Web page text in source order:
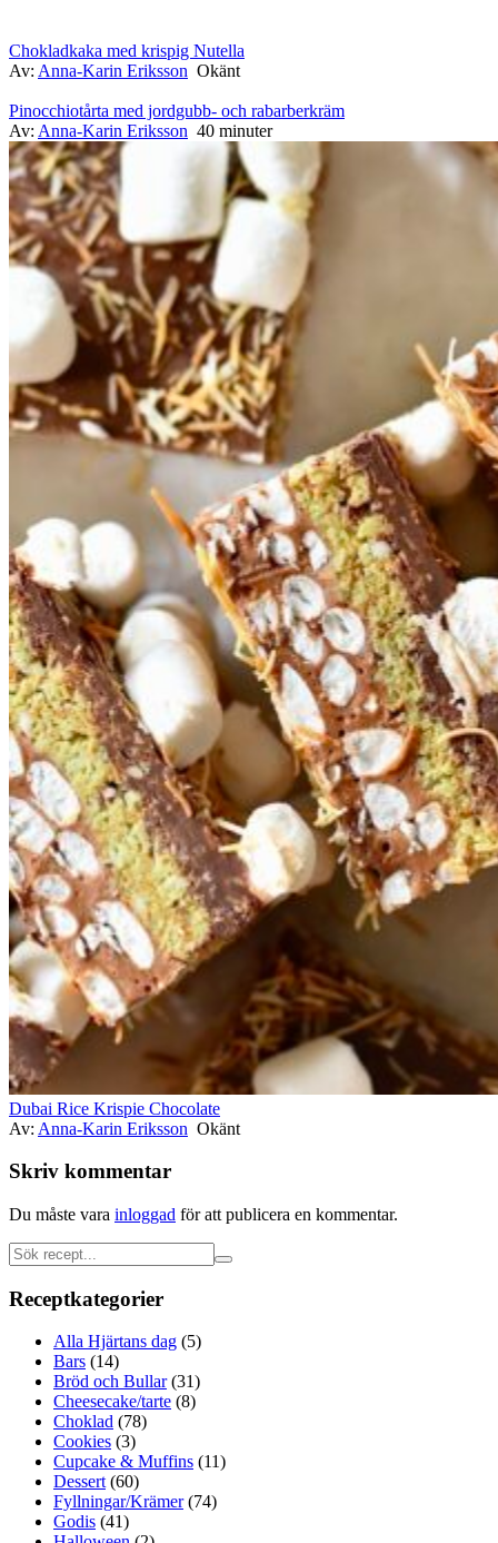
Chokladkaka med krispig Nutella
Av: Anna-Karin Eriksson Okänt
Pinocchiotårta med jordgubb- och rabarberkräm
Av: Anna-Karin Eriksson 40 minuter
Dubai Rice Krispie Chocolate
Av: Anna-Karin Eriksson Okänt
Skriv kommentar
Du måste vara inloggad för att publicera en kommentar.
Receptkategorier
Alla Hjärtans dag (5)
Bars (14)
Bröd och Bullar(31)
Cheesecake/tarte (8)
Choklad (78)
Cookies (3)
Cupcake & Muffins (11)
Dessert(60)
Fyllningar/Krämer(74)
Godis (41)